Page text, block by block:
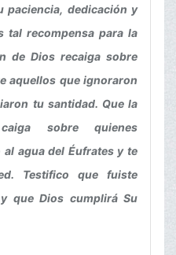
paciencia, dedicación y
tal recompensa para la
de Dios recaiga sobre
aquellos que ignoraron
tu santidad. Que la
sobre quienes
agua del Éufrates y te
Testifico que fuiste
que Dios cumplirá Su